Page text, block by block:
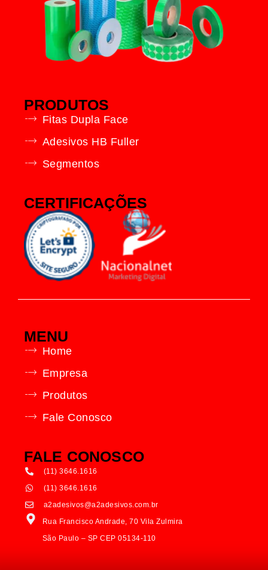
PRODUTOS
Fitas Dupla Face
Adesivos HB Fuller
Segmentos
CERTIFICAÇÕES
MENU
Home
Empresa
Produtos
Fale Conosco
FALE CONOSCO
(11) 3646.1616
(11) 3646.1616
a2adesivos@a2adesivos.com.br
Rua Francisco Andrade, 70 Vila Zulmira
São Paulo – SP CEP 05134-110